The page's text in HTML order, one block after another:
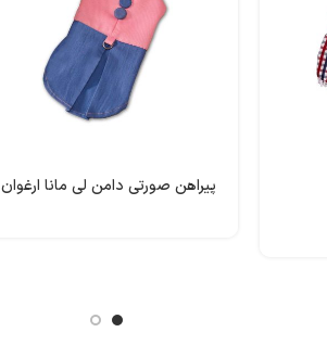
پیراهن صورتی دامن لی مانا ارغوان